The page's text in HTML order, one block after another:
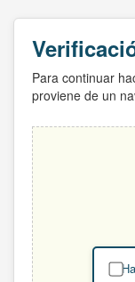
Para continuar
proviene de un